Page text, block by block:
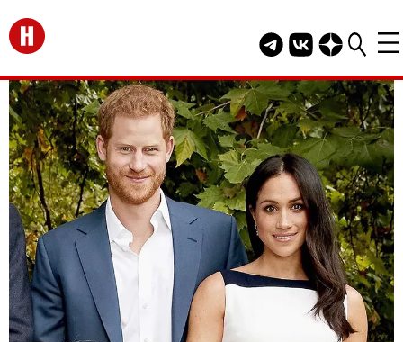
Перейти на главную
Telegram канал
Группа HELLO
Канал